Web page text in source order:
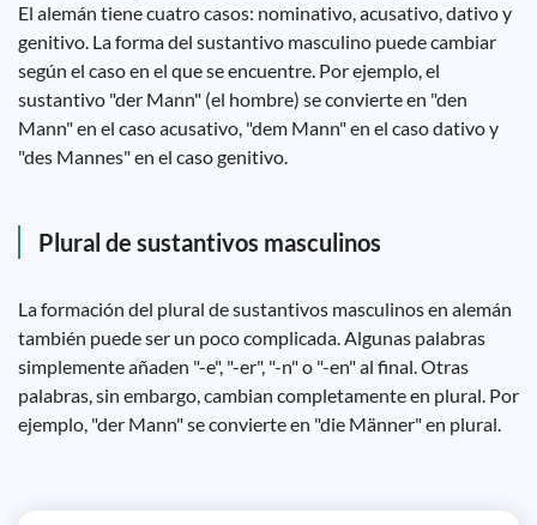
El alemán tiene cuatro casos: nominativo, acusativo, dativo y
genitivo. La forma del sustantivo masculino puede cambiar
según el caso en el que se encuentre. Por ejemplo, el
sustantivo "der Mann" (el hombre) se convierte en "den
Mann" en el caso acusativo, "dem Mann" en el caso dativo y
"des Mannes" en el caso genitivo.
Plural de sustantivos masculinos
La formación del plural de sustantivos masculinos en alemán
también puede ser un poco complicada. Algunas palabras
simplemente añaden "-e", "-er", "-n" o "-en" al final. Otras
palabras, sin embargo, cambian completamente en plural. Por
ejemplo, "der Mann" se convierte en "die Männer" en plural.